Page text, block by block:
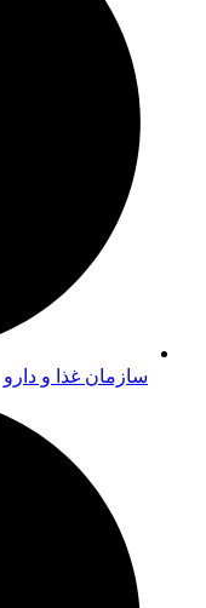
سازمان غذا و دارو